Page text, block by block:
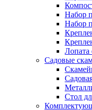
Набор
Набор
Лопата
Садовые
Стол